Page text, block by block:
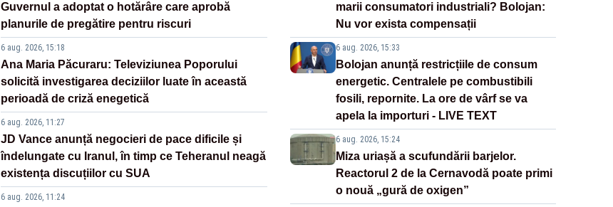
Guvernul a adoptat o hotărâre care aprobă
planurile de pregătire pentru riscuri
6 aug. 2026, 15:18
Ana Maria Păcuraru: Televiziunea Poporului
solicită investigarea deciziilor luate în această
perioadă de criză enegetică
6 aug. 2026, 11:27
JD Vance anunță negocieri de pace dificile și
îndelungate cu Iranul, în timp ce Teheranul neagă
existența discuțiilor cu SUA
6 aug. 2026, 11:24
marii consumatori industriali? Bolojan:
Nu vor exista compensații
6 aug. 2026, 15:33
Bolojan anunță restricțiile de consum
energetic. Centralele pe combustibili
fosili, repornite. La ore de vârf se va
apela la importuri - LIVE TEXT
6 aug. 2026, 15:24
Miza uriașă a scufundării barjelor.
Reactorul 2 de la Cernavodă poate primi
o nouă „gură de oxigen”